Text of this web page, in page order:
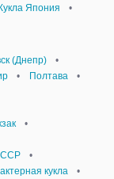
Кукла Япония
•
(Днепр)
•
• Полтава
•
•
•
кукла
•